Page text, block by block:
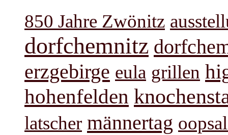
850 Jahre Zwönitz
dorfchemnitz
erzgebirge eula grillen
hohenfelden
latscher männertag